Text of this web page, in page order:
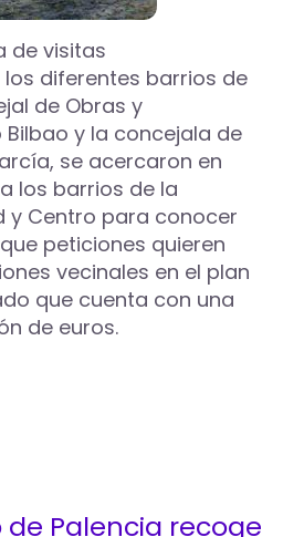
de visitas
diferentes barrios de
de Obras y
Bilbao y la concejala de
se acercaron en
los barrios de la
y Centro para conocer
peticiones quieren
vecinales en el plan
que cuenta con una
de euros.
Palencia recoge